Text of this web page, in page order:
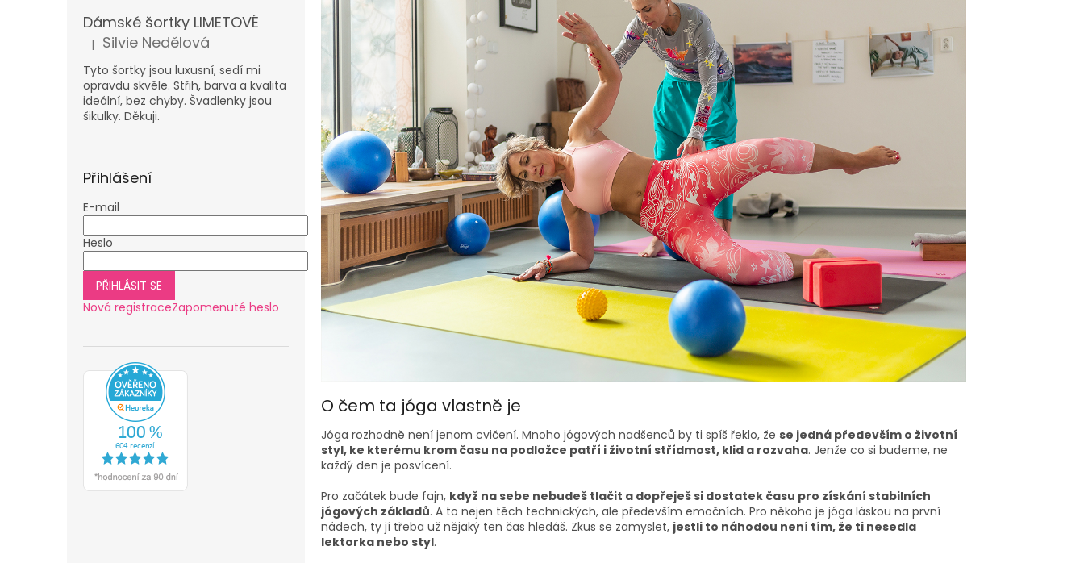
Dámské šortky LIMETOVÉ
Hodnocení produktu je 5 z 5 hvězdiček.
| Silvie Nedělová
Tyto šortky jsou luxusní, sedí mi
opravdu skvěle. Střih, barva a kvalita
ideální, bez chyby. Švadlenky jsou
šikulky. Děkuji.
Přihlášení
E-mail
Heslo
PŘIHLÁSIT SE
Nová registraceZapomenuté heslo
O čem ta jóga vlastně je
Jóga rozhodně není jenom cvičení. Mnoho jógových nadšenců by ti spíš řeklo, že se jedná především o životní
styl, ke kterému krom času na podložce patří i životní střídmost, klid a rozvaha. Jenže co si budeme, ne
každý den je posvícení.
Pro začátek bude fajn, když na sebe nebudeš tlačit a dopřeješ si dostatek času pro získání stabilních
jógových základů. A to nejen těch technických, ale především emočních. Pro někoho je jóga láskou na první
nádech, ty jí třeba už nějaký ten čas hledáš. Zkus se zamyslet, jestli to náhodou není tím, že ti nesedla
lektorka nebo styl.